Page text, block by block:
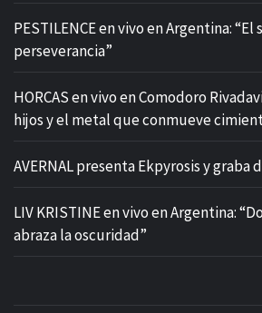
PESTILENCE en vivo en Argentina: “El
perseverancia”
HORCAS en vivo en Comodoro
hijos y el metal que conmueve
AVERNAL presenta Ekpyrosis y graba
LIV KRISTINE en vivo en Argentina:
abraza la oscuridad”